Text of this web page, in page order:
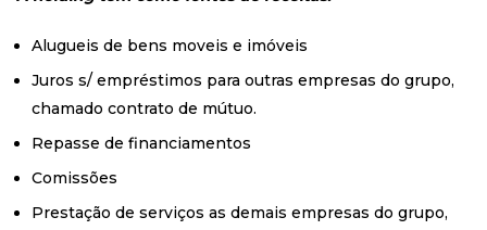
Alugueis de bens moveis e imóveis
Juros s/ empréstimos para outras empresas do grupo,
chamado contrato de mútuo.
Repasse de financiamentos
Comissões
Prestação de serviços as demais empresas do grupo,